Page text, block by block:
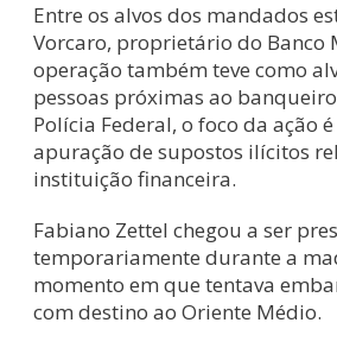
Entre os alvos dos mandados
Vorcaro, proprietário do Banco
operação também teve como
pessoas próximas ao
Polícia Federal, o foco da ação
apuração de supostos ilícitos
instituição financeira.
Fabiano Zettel chegou a ser
temporariamente durante a
momento em que tentava
com destino ao Oriente Médio.